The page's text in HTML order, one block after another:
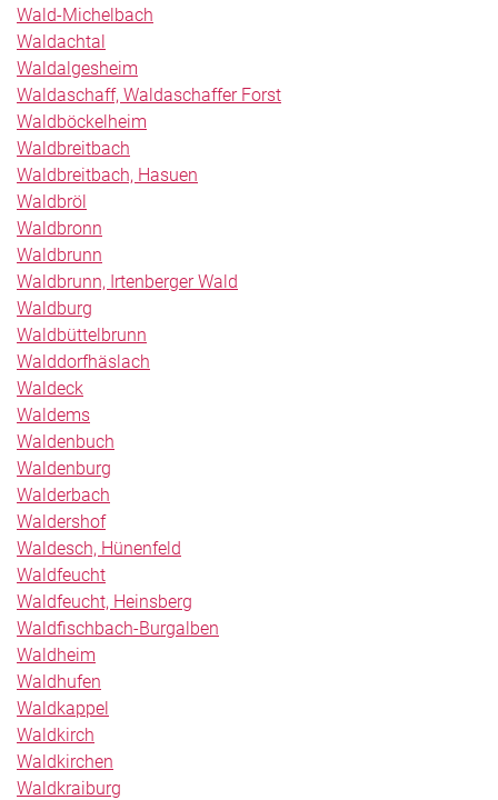
Wald-Michelbach
Waldachtal
Waldalgesheim
Waldaschaff, Waldaschaffer Forst
Waldböckelheim
Waldbreitbach
Waldbreitbach, Hasuen
Waldbröl
Waldbronn
Waldbrunn
Waldbrunn, Irtenberger Wald
Waldburg
Waldbüttelbrunn
Walddorfhäslach
Waldeck
Waldems
Waldenbuch
Waldenburg
Walderbach
Waldershof
Waldesch, Hünenfeld
Waldfeucht
Waldfeucht, Heinsberg
Waldfischbach-Burgalben
Waldheim
Waldhufen
Waldkappel
Waldkirch
Waldkirchen
Waldkraiburg